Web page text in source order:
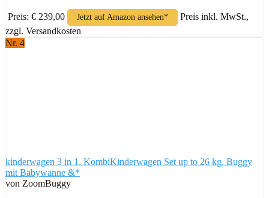
Preis: € 239,00 Jetzt auf Amazon ansehen*
Preis inkl. MwSt.,
zzgl. Versandkosten
Nr. 4
kinderwagen 3 in 1, KombiKinderwagen Set up to 26 kg, Buggy
mit Babywanne &*
von ZoomBuggy